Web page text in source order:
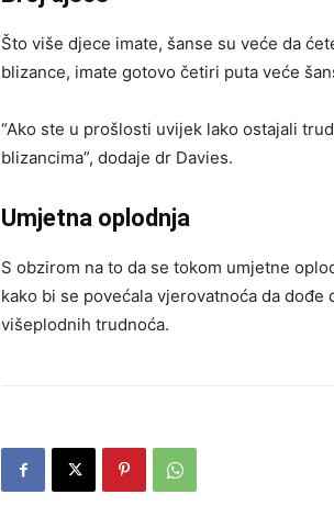
Što više djece imate, šanse su veće da
blizance, imate gotovo četiri puta veće
“Ako ste u prošlosti uvijek lako ostajali
blizancima”, dodaje dr Davies.
Umjetna oplodnja
S obzirom na to da se tokom umjetne
kako bi se povećala vjerovatnoća da
višeplodnih trudnoća.